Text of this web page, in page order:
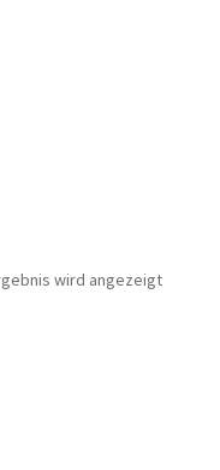
wird angezeigt